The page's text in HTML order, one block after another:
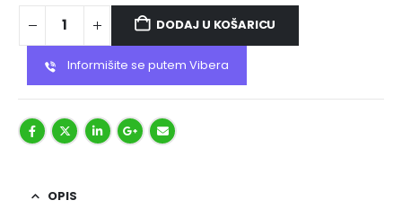
DODAJ U KOŠARICU
Informišite se putem Vibera
OPIS